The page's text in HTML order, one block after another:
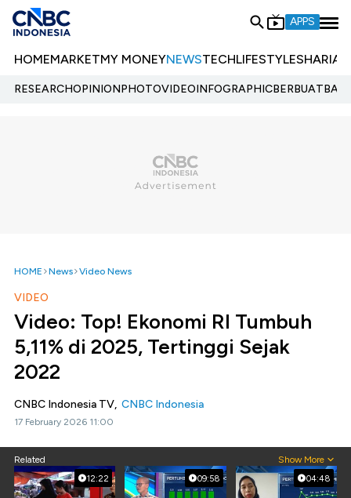
APPS
HOMEMARKETMY MONEYNEWSTECHLIFESTYLESHARIA
RESEARCHOPINIONPHOTOVIDEOINFOGRAPHIC
HOME News Video News
VIDEO
Video: Top! Ekonomi RI Tumbuh
5,11% di 2025, Tertinggi Sejak
2022
CNBC Indonesia TV, CNBC Indonesia
17 February 2026 11:00
Related Show More
12:22 09:58 04:48